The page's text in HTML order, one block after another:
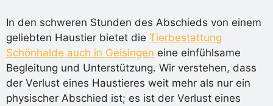
In den schweren Stunden des Abschieds von einem
geliebten Haustier bietet die Tierbestattung
Schönhalde auch in Geisingen eine einfühlsame
Begleitung und Unterstützung. Wir verstehen, dass
der Verlust eines Haustieres weit mehr als nur ein
physischer Abschied ist; es ist der Verlust eines